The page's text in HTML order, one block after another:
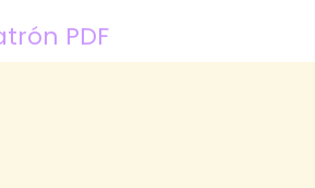
PDF